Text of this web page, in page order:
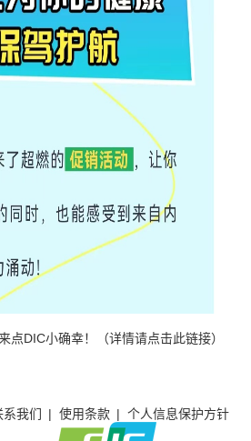
点DIC小确幸！（详情请点击此链接）
系我们 | 使用条款 | 个人信息保护方针